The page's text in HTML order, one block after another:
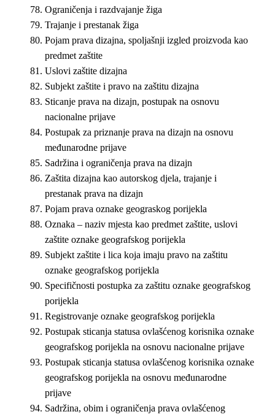
Ograničenja i razdvajanje žiga
Trajanje i prestanak žiga
Pojam prava dizajna, spoljašnji izgled proizvoda kao
predmet zaštite
Uslovi zaštite dizajna
Subjekt zaštite i pravo na zaštitu dizajna
Sticanje prava na dizajn, postupak na osnovu
nacionalne prijave
Postupak za priznanje prava na dizajn na osnovu
međunarodne prijave
Sadržina i ograničenja prava na dizajn
Zaštita dizajna kao autorskog djela, trajanje i
prestanak prava na dizajn
Pojam prava oznake geograskog porijekla
Oznaka – naziv mjesta kao predmet zaštite, uslovi
zaštite oznake geografskog porijekla
Subjekt zaštite i lica koja imaju pravo na zaštitu
oznake geografskog porijekla
Specifičnosti postupka za zaštitu oznake geografskog
porijekla
Registrovanje oznake geografskog porijekla
Postupak sticanja statusa ovlašćenog korisnika oznake
geografskog porijekla na osnovu nacionalne prijave
Postupak sticanja statusa ovlašćenog korisnika oznake
geografskog porijekla na osnovu međunarodne
prijave
Sadržina, obim i ograničenja prava ovlašćenog